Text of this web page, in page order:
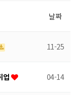
날짜
11-25
업 04-14